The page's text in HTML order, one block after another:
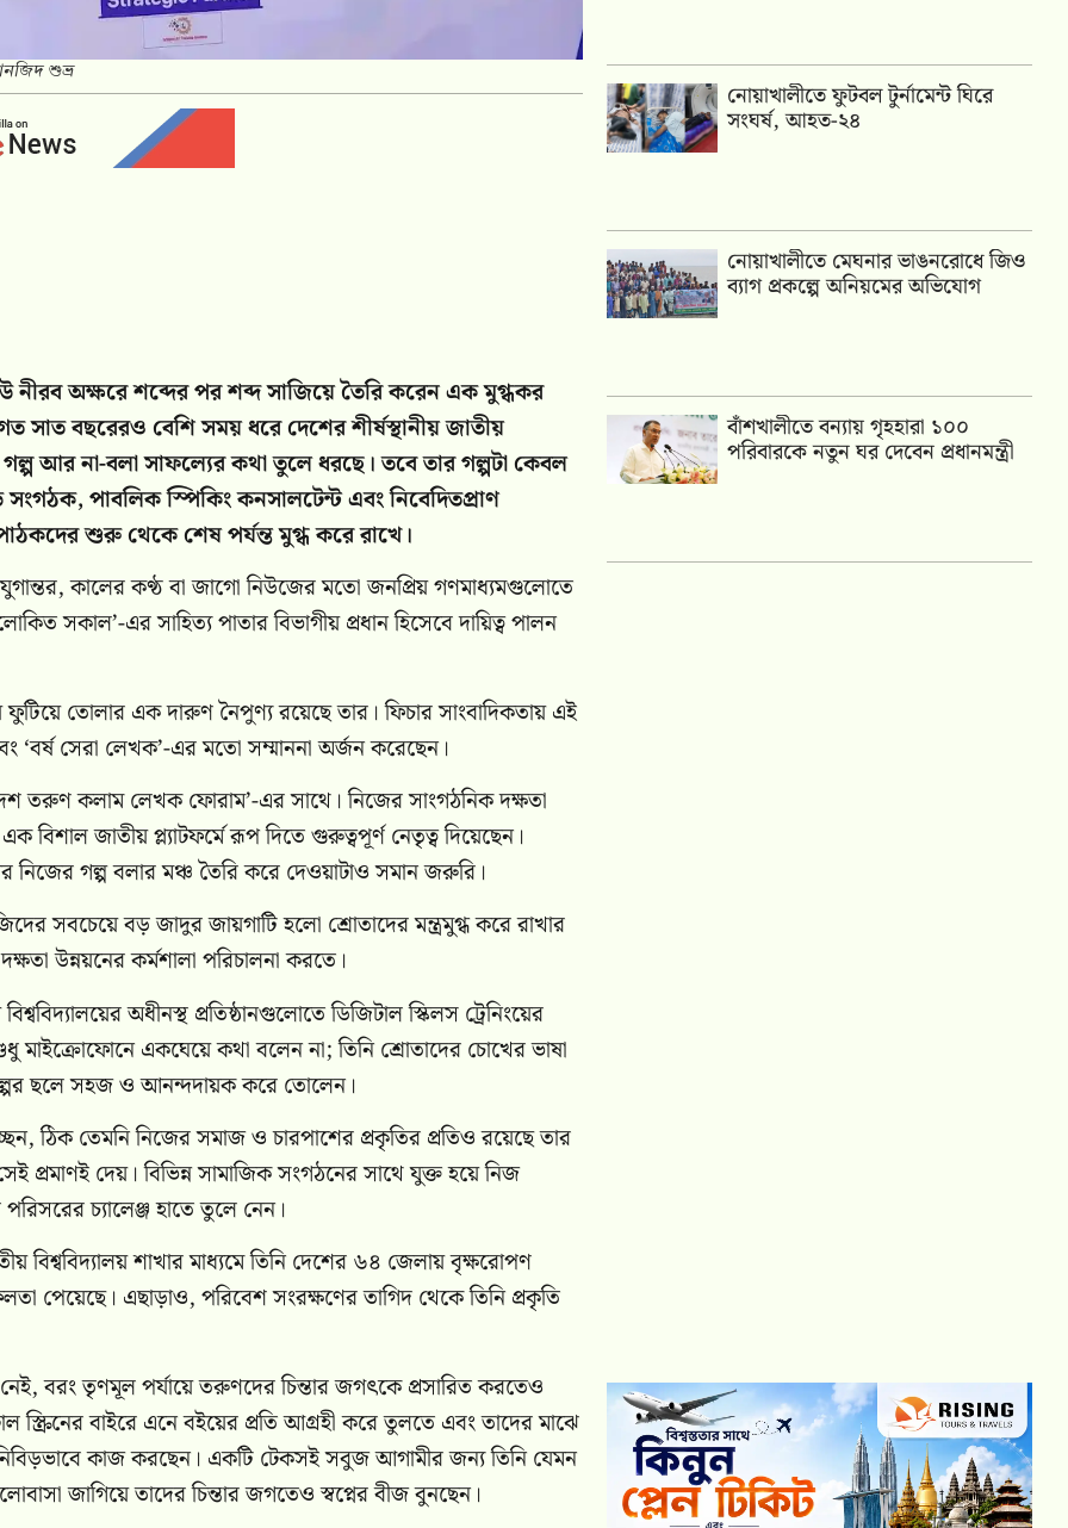
শুভ্র
অক্ষরে শব্দের পর শব্দ সাজিয়ে তৈরি করেন এক মুগ্ধকর
বছরেরও বেশি সময় ধরে দেশের শীর্ষস্থানীয় জাতীয়
আর না-বলা সাফল্যের কথা তুলে ধরছে। তবে তার গল্পটা কেবল
পাবলিক স্পিকিং কনসালটেন্ট এবং নিবেদিতপ্রাণ
পাঠকদের শুরু থেকে শেষ পর্যন্ত মুগ্ধ করে রাখে।
যুগান্তর, কালের কণ্ঠ বা জাগো নিউজের মতো জনপ্রিয় গণমাধ্যমগুলোতে
সকাল’-এর সাহিত্য পাতার বিভাগীয় প্রধান হিসেবে দায়িত্ব পালন
তোলার এক দারুণ নৈপুণ্য রয়েছে তার। ফিচার সাংবাদিকতায় এই
‘বর্ষ সেরা লেখক’-এর মতো সম্মাননা অর্জন করেছেন।
তরুণ কলাম লেখক ফোরাম’-এর সাথে। নিজের সাংগঠনিক দক্ষতা
জাতীয় প্ল্যাটফর্মে রূপ দিতে গুরুত্বপূর্ণ নেতৃত্ব দিয়েছেন।
গল্প বলার মঞ্চ তৈরি করে দেওয়াটাও সমান জরুরি।
সবচেয়ে বড় জাদুর জায়গাটি হলো শ্রোতাদের মন্ত্রমুগ্ধ করে রাখার
উন্নয়নের কর্মশালা পরিচালনা করতে।
অধীনস্থ প্রতিষ্ঠানগুলোতে ডিজিটাল স্কিলস ট্রেনিংয়ের
একঘেয়ে কথা বলেন না; তিনি শ্রোতাদের চোখের ভাষা
ছলে সহজ ও আনন্দদায়ক করে তোলেন।
ঠিক তেমনি নিজের সমাজ ও চারপাশের প্রকৃতির প্রতিও রয়েছে তার
প্রমাণই দেয়। বিভিন্ন সামাজিক সংগঠনের সাথে যুক্ত হয়ে নিজ
চ্যালেঞ্জ হাতে তুলে নেন।
শাখার মাধ্যমে তিনি দেশের ৬৪ জেলায় বৃক্ষরোপণ
পেয়েছে। এছাড়াও, পরিবেশ সংরক্ষণের তাগিদ থেকে তিনি প্রকৃতি
বরং তৃণমূল পর্যায়ে তরুণদের চিন্তার জগৎকে প্রসারিত করতেও
স্ক্রিনের বাইরে এনে বইয়ের প্রতি আগ্রহী করে তুলতে এবং তাদের মাঝে
কাজ করছেন। একটি টেকসই সবুজ আগামীর জন্য তিনি যেমন
জাগিয়ে তাদের চিন্তার জগতেও স্বপ্নের বীজ বুনছেন।
নোয়াখালীতে ফুটবল টুর্নামেন্ট ঘিরে
সংঘর্ষ, আহত-২৪
নোয়াখালীতে মেঘনার ভাঙনরোধে জিও
ব্যাগ প্রকল্পে অনিয়মের অভিযোগ
বাঁশখালীতে বন্যায় গৃহহারা ১০০
পরিবারকে নতুন ঘর দেবেন প্রধানমন্ত্রী